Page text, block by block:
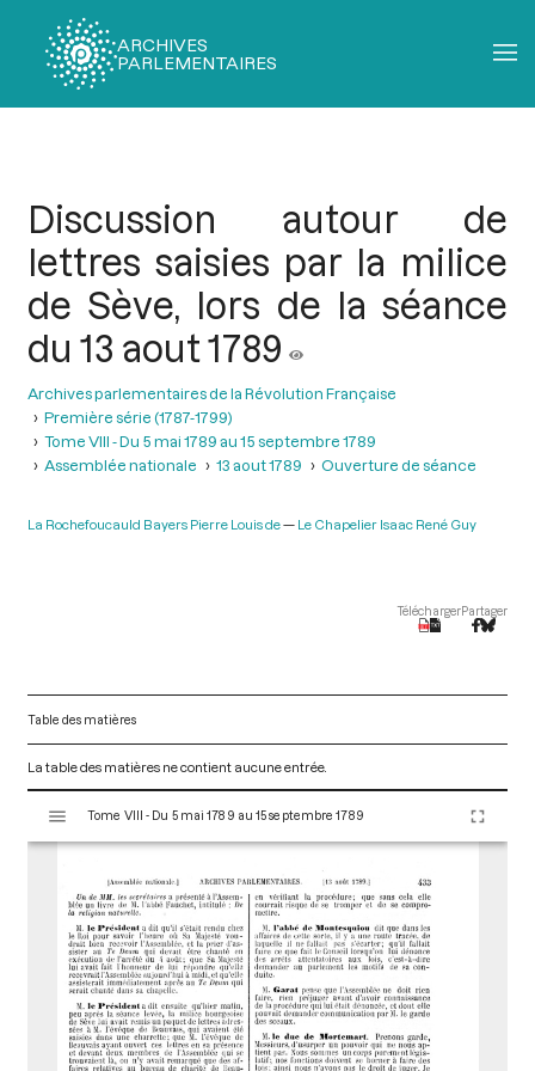
ARCHIVES
PARLEMENTAIRES
Discussion autour de
lettres saisies par la milice
de Sève, lors de la séance
du 13 aout 1789
Archives parlementaires de la Révolution Française
Première série (1787-1799)
Tome VIII - Du 5 mai 1789 au 15 septembre 1789
Assemblée nationale
13 aout 1789 Ouverture de séance
La Rochefoucauld Bayers Pierre Louis de Le Chapelier Isaac René Guy
TéléchargerPartager
Table des matières
La table des matières ne contient aucune entrée.
s
Tome VIII - Du 5 mai 1789 au 15 septembre 1789